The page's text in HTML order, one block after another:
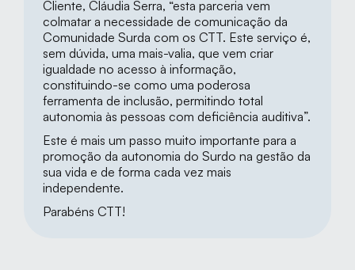
Cliente, Cláudia Serra, “esta parceria vem
colmatar a necessidade de comunicação da
Comunidade Surda com os CTT. Este serviço é,
sem dúvida, uma mais-valia, que vem criar
igualdade no acesso à informação,
constituindo-se como uma poderosa
ferramenta de inclusão, permitindo total
autonomia às pessoas com deficiência auditiva”.
Este é mais um passo muito importante para a
promoção da autonomia do Surdo na gestão da
sua vida e de forma cada vez mais
independente.
Parabéns CTT!